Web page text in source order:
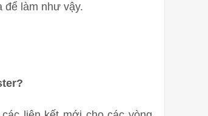
để làm như vậy.